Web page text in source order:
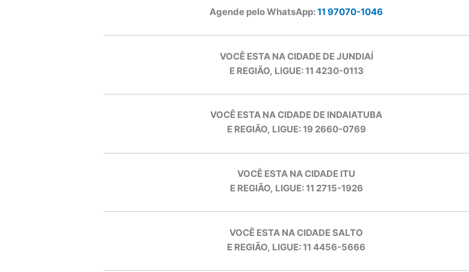
Agende pelo WhatsApp:11 97070-1046
VOCÊ ESTA NA CIDADE DE JUNDIAÍ
E REGIÃO, LIGUE: 11 4230-0113
VOCÊ ESTA NA CIDADE DE INDAIATUBA
E REGIÃO, LIGUE: 19 2660-0769
VOCÊ ESTA NA CIDADE ITU
E REGIÃO, LIGUE: 11 2715-1926
VOCÊ ESTA NA CIDADE SALTO
E REGIÃO, LIGUE: 11 4456-5666